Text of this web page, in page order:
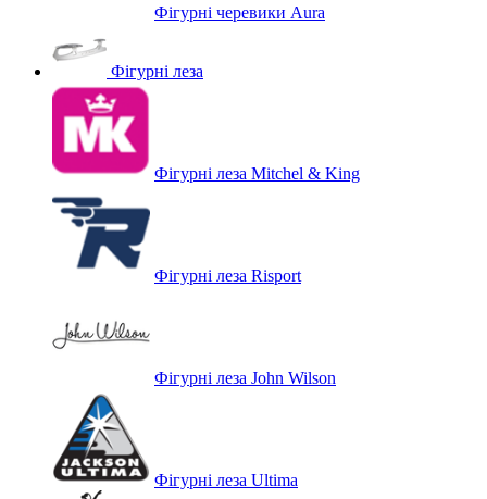
Фігурні черевики Aura
Фігурні леза
Фігурні леза Mitchel & King
Фігурні леза Risport
Фігурні леза John Wilson
Фігурні леза Ultima